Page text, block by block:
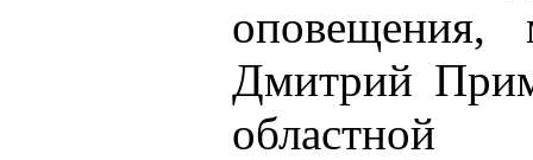
оповещения,
Дмитрий